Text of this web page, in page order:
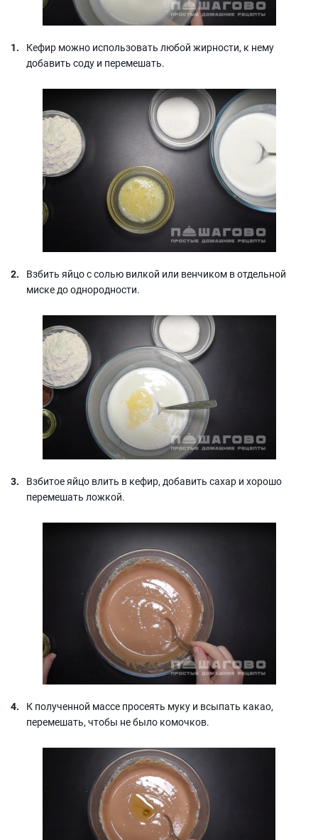
Кефир можно использовать любой жирности, к нему
добавить соду и перемешать.
Взбить яйцо с солью вилкой или венчиком в отдельной
миске до однородности.
Взбитое яйцо влить в кефир, добавить сахар и хорошо
перемешать ложкой.
К полученной массе просеять муку и всыпать какао,
перемешать, чтобы не было комочков.